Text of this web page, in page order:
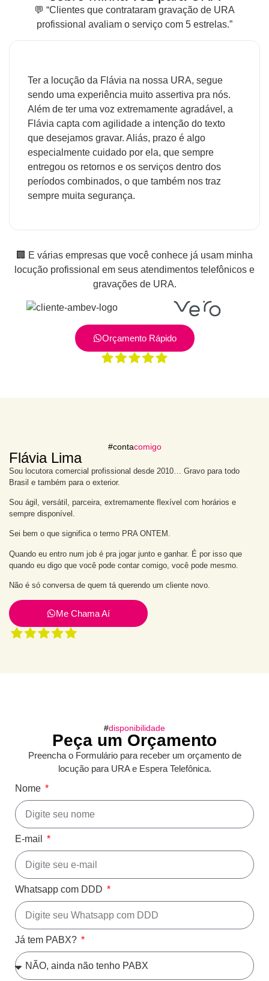
💬 “Clientes que contrataram gravação de URA
profissional avaliam o serviço com 5 estrelas.”
Ter a locução da Flávia na nossa URA, segue
sendo uma experiência muito assertiva pra nós.
Além de ter uma voz extremamente agradável, a
Flávia capta com agilidade a intenção do texto
que desejamos gravar. Aliás, prazo é algo
especialmente cuidado por ela, que sempre
entregou os retornos e os serviços dentro dos
períodos combinados, o que também nos traz
sempre muita segurança.
🏢 E várias empresas que você conhece já usam minha
locução profissional em seus atendimentos telefônicos e
gravações de URA.
Orçamento Rápido
#contacomigo
Flávia Lima
Sou locutora comercial profissional desde 2010… Gravo para todo
Brasil e também para o exterior.
Sou ágil, versátil, parceira, extremamente flexível com horários e
sempre disponível.
Sei bem o que significa o termo PRA ONTEM.
Quando eu entro num job é pra jogar junto e ganhar. É por isso que
quando eu digo que você pode contar comigo, você pode mesmo.
Não é só conversa de quem tá querendo um cliente novo.
Me Chama Aí
#disponibilidade
Peça um Orçamento
Preencha o Formulário para receber um orçamento de
locução para URA e Espera Telefônica.
Nome
E-mail
Whatsapp com DDD
Já tem PABX?